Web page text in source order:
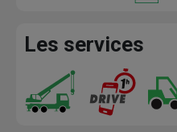
Les services